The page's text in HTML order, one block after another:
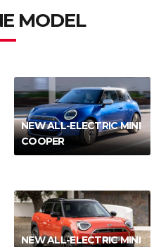
MODEL
NEW ALL-ELECTRIC MINI
COOPER
NEW ALL-ELECTRIC MINI